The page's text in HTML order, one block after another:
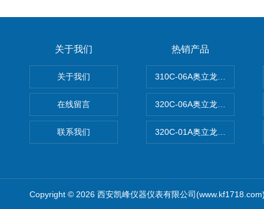
关于我们
关于我们
在线留言
联系我们
热销产品
310C-06A奥立龙实验室台式
320C-06A奥立龙实验室便携
320C-01A奥立龙实验室便携
Copyright © 2026 西安凯峰仪器仪表有限公司